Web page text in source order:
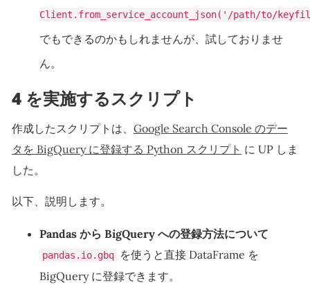
Client.from_service_account_json('/path/to/
でもできるのかもしれませんが、試しておりませ
ん。
4 を実施するスクリプト
作成したスクリプトは、 Google Search Console のデー
タを BigQuery に登録する Python スクリプト に UP しま
した。
以下、説明します。
Pandas から BigQuery への登録方法について
pandas.io.gbq
を使うと直接 DataFrame を
BigQuery に登録できます。